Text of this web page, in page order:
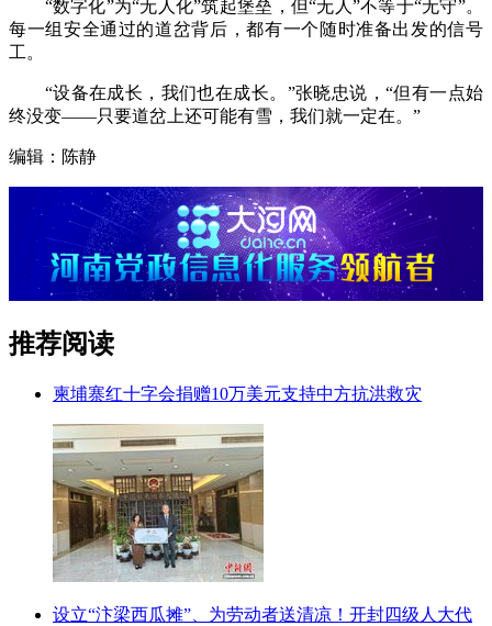
“数字化”为“无人化”筑起堡垒，但“无人”不等于“无守”。
每一组安全通过的道岔背后，都有一个随时准备出发的信号
工。
“设备在成长，我们也在成长。”张晓忠说，“但有一点始
终没变——只要道岔上还可能有雪，我们就一定在。”
编辑：陈静
推荐阅读
柬埔寨红十字会捐赠10万美元支持中方抗洪救灾
设立“汴梁西瓜摊”、为劳动者送清凉！开封四级人大代